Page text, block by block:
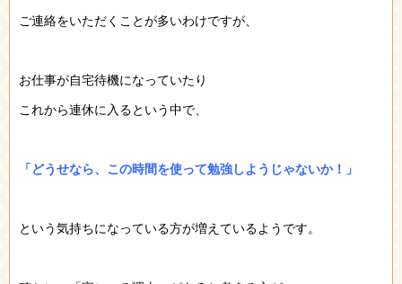
ご連絡をいただくことが多いわけですが、
お仕事が自宅待機になっていたり
これから連休に入るという中で、
「どうせなら、この時間を使って勉強しようじゃないか！」
という気持ちになっている方が増えているようです。